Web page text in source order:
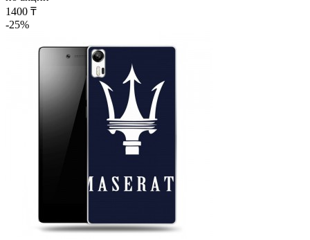
1400 ₸
-25%